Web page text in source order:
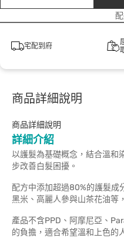
宅配到府
商品詳細說明
商品詳細說明
詳細介紹
以護髮為基礎概念，結合溫和
步改善白髮困擾。
配方中添加超過80%的護髮成
黑米、高麗人參與山茶花油等
產品不含PPD、阿摩尼亞、
的負擔，適合希望溫和上色的